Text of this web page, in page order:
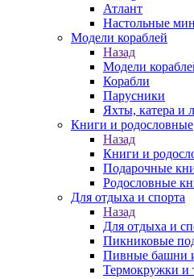
Атлант
Настольные
Модели кораблей
Назад
Модели
Корабли
Парусники
Яхты, катера и
Книги и родословные
Назад
Книги и
Подарочные
Родословные
Для отдыха и спорта
Назад
Для отдыха и
Пикниковые
Пивные башни
Термокружки и